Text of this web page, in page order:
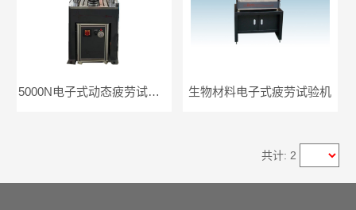
5000N电子式动态疲劳试验机 生物材料电子式疲劳试验机
共计: 2